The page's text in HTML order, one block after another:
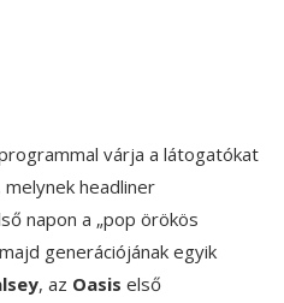
várja a látogatókat
headliner
napon a „pop örökös
generációjának egyik
, az Oasis első